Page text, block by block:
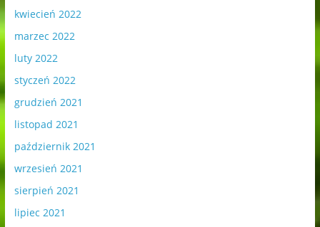
kwiecień 2022
marzec 2022
luty 2022
styczeń 2022
grudzień 2021
listopad 2021
październik 2021
wrzesień 2021
sierpień 2021
lipiec 2021